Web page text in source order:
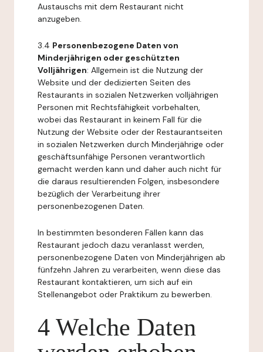
Austauschs mit dem Restaurant nicht
anzugeben.
3.4 Personenbezogene Daten von
Minderjährigen oder geschützten
Volljährigen: Allgemein ist die Nutzung der
Website und der dedizierten Seiten des
Restaurants in sozialen Netzwerken volljährigen
Personen mit Rechtsfähigkeit vorbehalten,
wobei das Restaurant in keinem Fall für die
Nutzung der Website oder der Restaurantseiten
in sozialen Netzwerken durch Minderjährige oder
geschäftsunfähige Personen verantwortlich
gemacht werden kann und daher auch nicht für
die daraus resultierenden Folgen, insbesondere
bezüglich der Verarbeitung ihrer
personenbezogenen Daten.
In bestimmten besonderen Fällen kann das
Restaurant jedoch dazu veranlasst werden,
personenbezogene Daten von Minderjährigen ab
fünfzehn Jahren zu verarbeiten, wenn diese das
Restaurant kontaktieren, um sich auf ein
Stellenangebot oder Praktikum zu bewerben.
4 Welche Daten